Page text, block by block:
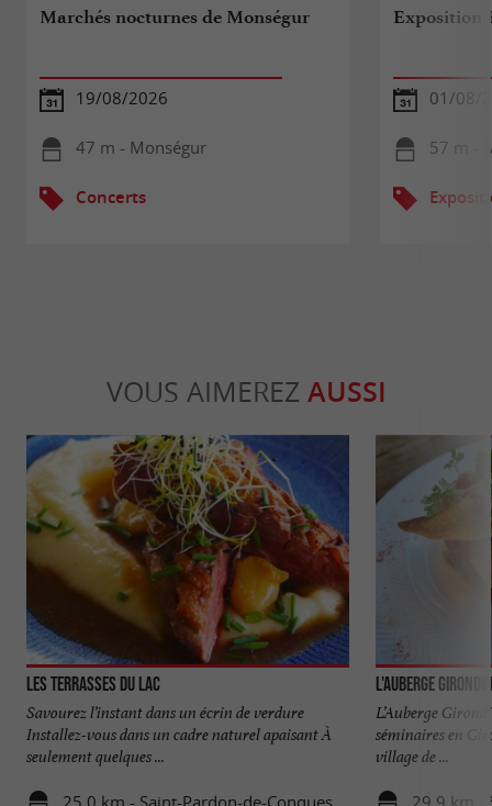
Marchés nocturnes de Monségur
19/08/2026
47 m - Monségur
Concerts
Exposition
01/08/
57 m -
VOUS AIMEREZ AUSSI
Les Terrasses du Lac
Savourez l’instant dans un écrin de verdure
Installez-vous dans un cadre naturel apaisant À
seulement quelques ...
25,0 km - Saint-Pardon-de-Conques
L'Auberge
L’Auberge
séminaires en
village de ...
29,9 km -